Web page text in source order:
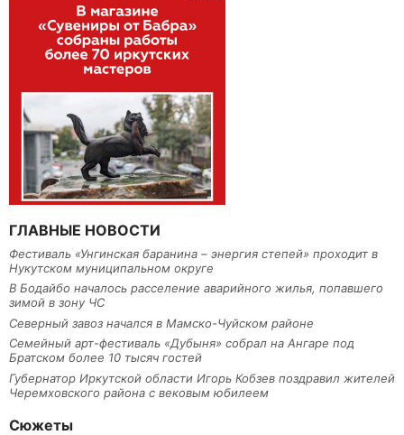
ГЛАВНЫЕ НОВОСТИ
Фестиваль «Унгинская баранина – энергия степей» проходит в
Нукутском муниципальном округе
В Бодайбо началось расселение аварийного жилья, попавшего
зимой в зону ЧС
Северный завоз начался в Мамско-Чуйском районе
Семейный арт-фестиваль «Дубыня» собрал на Ангаре под
Братском более 10 тысяч гостей
Губернатор Иркутской области Игорь Кобзев поздравил жителей
Черемховского района с вековым юбилеем
Сюжеты